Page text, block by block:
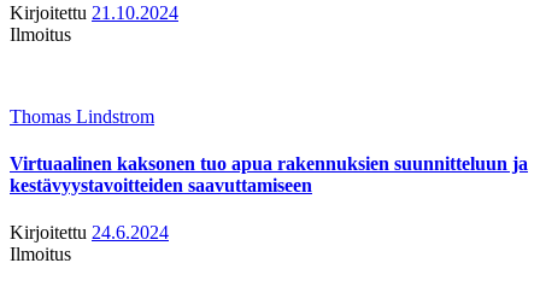
Kirjoitettu 21.10.2024
Ilmoitus
Thomas Lindstrom
Virtuaalinen kaksonen tuo apua rakennuksien suunnitteluun ja
kestävyystavoitteiden saavuttamiseen
Kirjoitettu 24.6.2024
Ilmoitus